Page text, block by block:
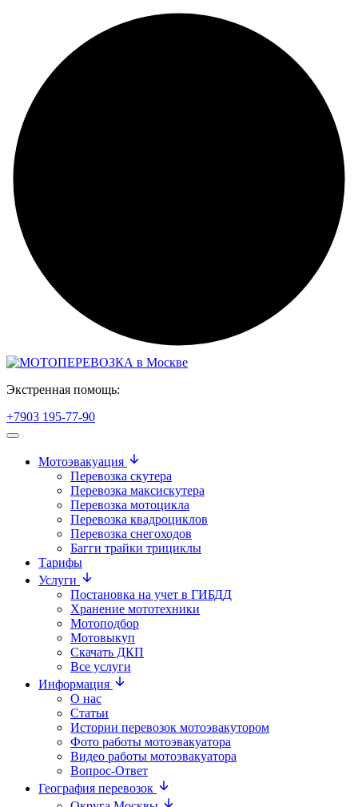
Экстренная помощь:
+7903 195-77-90
Мотоэвакуация
Перевозка скутера
Перевозка максискутера
Перевозка мотоцикла
Перевозка квадроциклов
Перевозка снегоходов
Багги трайки трициклы
Тарифы
Услуги
Постановка на учет в ГИБДД
Хранение мототехники
Мотоподбор
Мотовыкуп
Скачать ДКП
Все услуги
Информация
О нас
Статьи
Истории перевозок мотоэвакутором
Фото работы мотоэвакуатора
Видео работы мотоэвакуатора
Вопрос-Ответ
География перевозок